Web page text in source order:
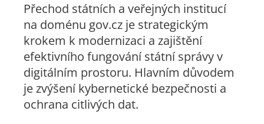
Přechod státních a veřejných institucí
na doménu gov.cz je strategickým
krokem k modernizaci a zajištění
efektivního fungování státní správy v
digitálním prostoru. Hlavním důvodem
je zvýšení kybernetické bezpečnosti a
ochrana citlivých dat.